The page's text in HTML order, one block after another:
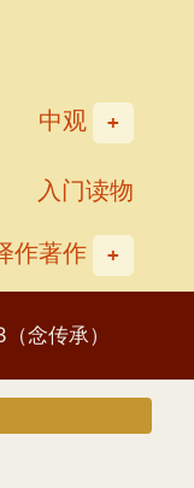
中观
入门读物
作著作
念传承）